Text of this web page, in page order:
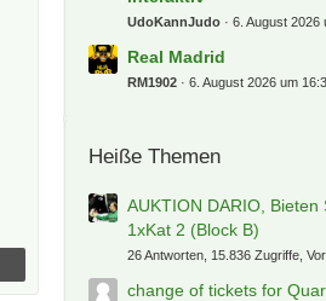
UdoKannJudo 6. August 2026
Real Madrid
RM1902 6. August 2026 um
Heiße Themen
AUKTION DARIO, Bieten
1xKat 2 (Block B)
26 Antworten, 15.836 Zugriffe,
change of tickets for